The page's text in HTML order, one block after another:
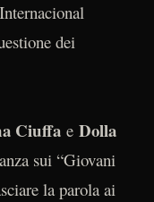
dei
Ciuffae Dolla
sui “Giovani
la parola ai